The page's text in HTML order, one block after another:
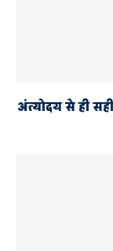
अंत्योदय से ही